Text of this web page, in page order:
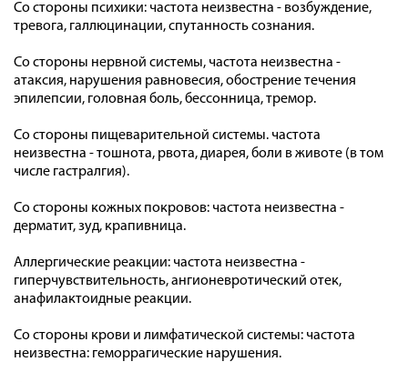
Со стороны психики: частота неизвестна - возбуждение,
тревога, галлюцинации, спутанность сознания.
Со стороны нервной системы, частота неизвестна -
атаксия, нарушения равновесия, обострение течения
эпилепсии, головная боль, бессонница, тремор.
Со стороны пищеварительной системы. частота
неизвестна - тошнота, рвота, диарея, боли в животе (в том
числе гастралгия).
Со стороны кожных покровов: частота неизвестна -
дерматит, зуд, крапивница.
Аллергические реакции: частота неизвестна -
гиперчувствительность, ангионевротический отек,
анафилактоидные реакции.
Со стороны крови и лимфатической системы: частота
неизвестна: геморрагические нарушения.